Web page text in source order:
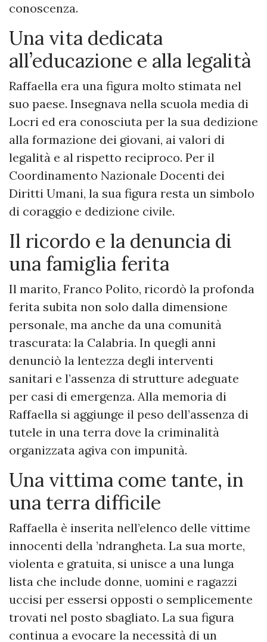
conoscenza.
Una vita dedicata
all’educazione e alla legalità
Raffaella era una figura molto stimata nel
suo paese. Insegnava nella scuola media di
Locri ed era conosciuta per la sua dedizione
alla formazione dei giovani, ai valori di
legalità e al rispetto reciproco. Per il
Coordinamento Nazionale Docenti dei
Diritti Umani, la sua figura resta un simbolo
di coraggio e dedizione civile.
Il ricordo e la denuncia di
una famiglia ferita
Il marito, Franco Polito, ricordò la profonda
ferita subita non solo dalla dimensione
personale, ma anche da una comunità
trascurata: la Calabria. In quegli anni
denunciò la lentezza degli interventi
sanitari e l’assenza di strutture adeguate
per casi di emergenza. Alla memoria di
Raffaella si aggiunge il peso dell’assenza di
tutele in una terra dove la criminalità
organizzata agiva con impunità.
Una vittima come tante, in
una terra difficile
Raffaella è inserita nell’elenco delle vittime
innocenti della ’ndrangheta. La sua morte,
violenta e gratuita, si unisce a una lunga
lista che include donne, uomini e ragazzi
uccisi per essersi opposti o semplicemente
trovati nel posto sbagliato. La sua figura
continua a evocare la necessità di un